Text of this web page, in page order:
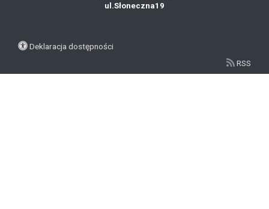
ul.Słoneczna19
Deklaracja dostępności
RSS